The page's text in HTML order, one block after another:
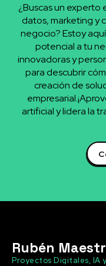
¿Buscas un experto
datos, marketing y
negocio? Estoy
potencial a tu
innovadoras y
para descubrir
creación de
artificial y lidera la
Rubén
Proyectos Digitales, IA